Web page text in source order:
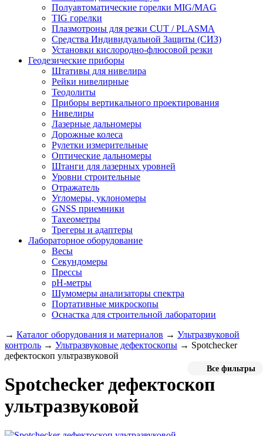
Полуавтоматические горелки MIG/MAG
TIG горелки
Плазмотроны для резки CUT / PLASMA
Средства Индивидуальной Защиты (СИЗ)
Установки кислородно-флюсовой резки
Геодезические приборы
Штативы для нивелира
Рейки нивелирные
Теодолиты
Приборы вертикального проектирования
Нивелиры
Лазерные дальномеры
Дорожные колеса
Рулетки измерительные
Оптические дальномеры
Штанги для лазерных уровней
Уровни строительные
Отражатель
Угломеры, уклономеры
GNSS приемники
Тахеометры
Трегеры и адаптеры
Лабораторное оборудование
Весы
Секундомеры
Прессы
pH-метры
Шумомеры анализаторы спектра
Портативные микроскопы
Оснастка для строительной лаборатории
→ Каталог оборудования и материалов → Ультразвуковой
контроль → Ультразвуковые дефектоскопы → Spotchecker
дефектоскоп ультразвуковой
Все фильтры
Spotchecker дефектоскоп
ультразвуковой